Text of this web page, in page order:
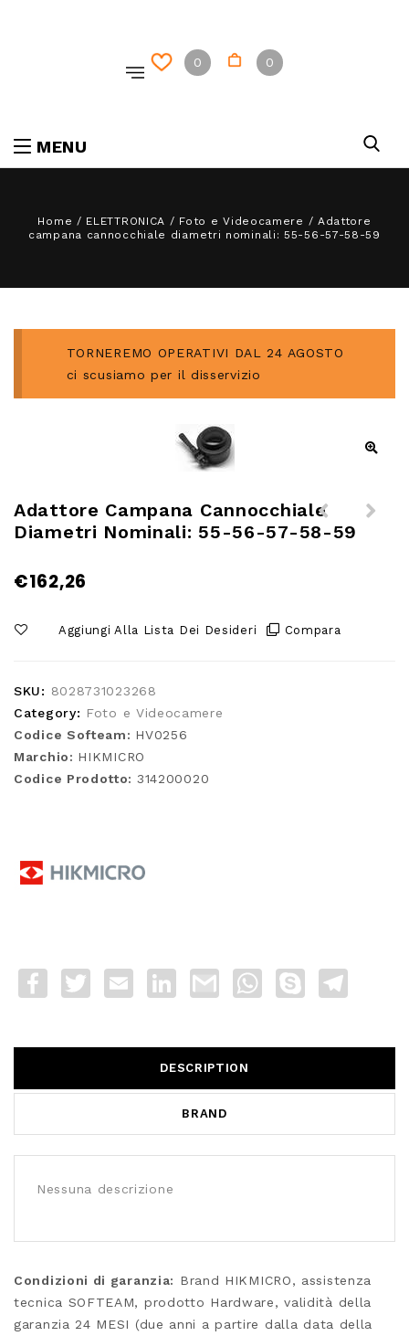
0 0
MENU
Home / ELETTRONICA / Foto e Videocamere / Adattore
campana cannocchiale diametri nominali: 55-56-57-58-59
TORNEREMO OPERATIVI DAL 24 AGOSTO
ci scusiamo per il disservizio
Adattore Campana Cannocchiale
Diametri Nominali: 55-56-57-58-59
€162,26
Aggiungi Alla Lista Dei Desideri Compara
SKU: 8028731023268
Category: Foto e Videocamere
Codice Softeam: HV0256
Marchio: HIKMICRO
Codice Prodotto: 314200020
FacebookTwitter Email LinkedInGmail WhatsApp
Skype
DESCRIPTION
BRAND
Nessuna descrizione
Condizioni di garanzia: Brand HIKMICRO, assistenza
tecnica SOFTEAM, prodotto Hardware, validità della
garanzia 24 MESI (due anni a partire dalla data della